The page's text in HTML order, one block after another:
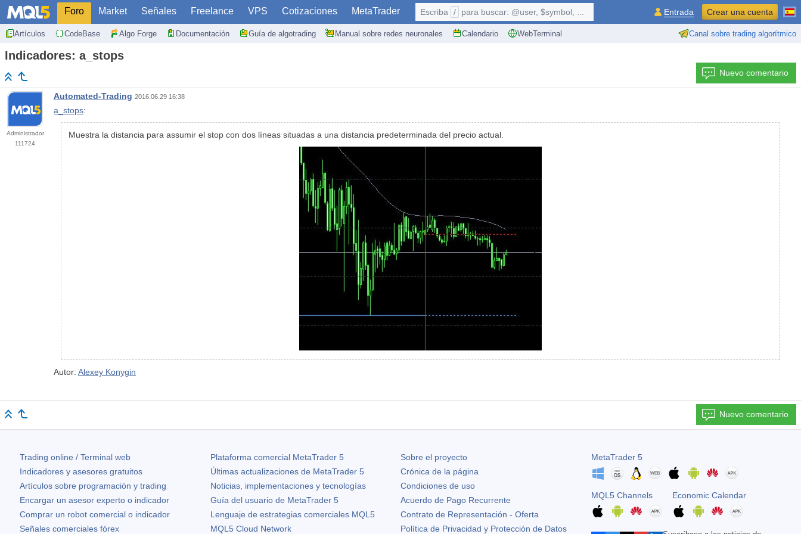
Foro Market Señales Freelance VPS Cotizaciones MetaTrader
Artículos CodeBase Algo Forge Documentación Guía de algotrading Manual sobre redes neuronales Calendario WebTerminal Canal sobre trading algorítmico
Escriba / para buscar: @user, $symbol, ... Entrada Crear una cuenta
Indicadores: a_stops
Nuevo comentario
Administrador
111724
Automated-Trading 2016.06.29 16:38
a_stops:
Muestra la distancia para assumir el stop con dos líneas situadas a una distancia predeterminada del precio actual.
Autor: Alexey Konygin
Nuevo comentario
Trading online / Terminal web
Indicadores y asesores gratuitos
Artículos sobre programación y trading
Encargar un asesor experto o indicador
Comprar un robot comercial o indicador
Señales comerciales fórex
Plataforma comercial MetaTrader 5
Últimas actualizaciones de MetaTrader 5
Noticias, implementaciones y tecnologías
Guía del usuario de MetaTrader 5
Lenguaje de estrategias comerciales MQL5
MQL5 Cloud Network
Sobre el proyecto
Crónica de la página
Condiciones de uso
Acuerdo de Pago Recurrente
Contrato de Representación - Oferta
Política de Privacidad y Protección de Datos
MetaTrader 5
MQL5 Channels Economic Calendar